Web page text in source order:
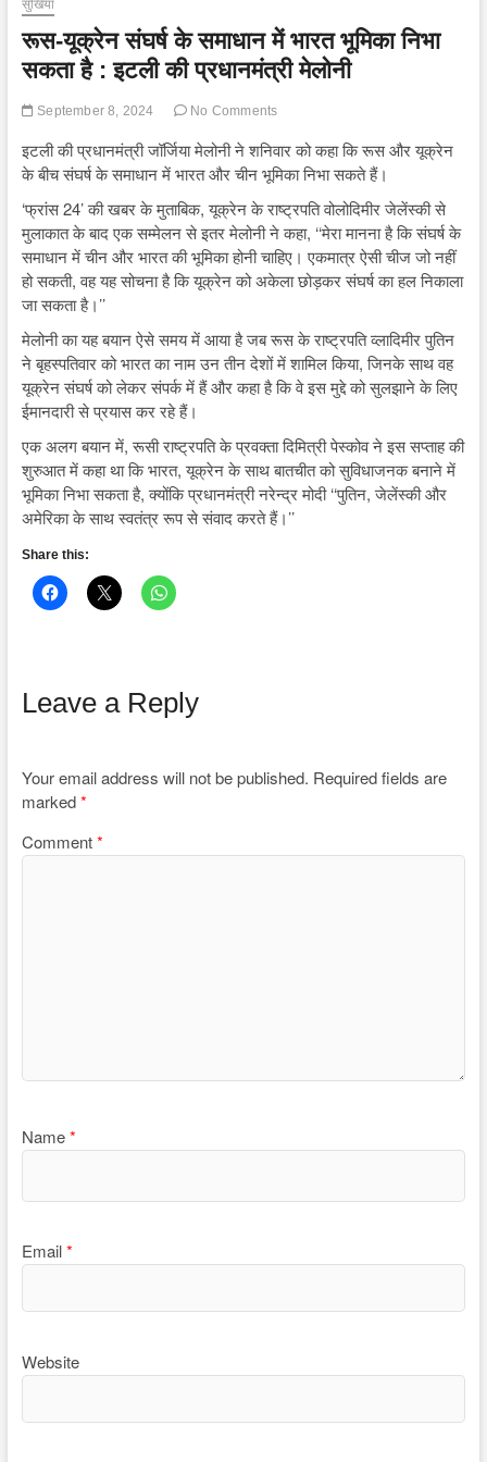
सुर्खियां
रूस-यूक्रेन संघर्ष के समाधान में भारत भूमिका निभा
सकता है : इटली की प्रधानमंत्री मेलोनी
September 8, 2024 No Comments
इटली की प्रधानमंत्री जॉर्जिया मेलोनी ने शनिवार को कहा कि रूस और यूक्रेन
के बीच संघर्ष के समाधान में भारत और चीन भूमिका निभा सकते हैं।
‘फ्रांस 24’ की खबर के मुताबिक, यूक्रेन के राष्ट्रपति वोलोदिमीर जेलेंस्की से
मुलाकात के बाद एक सम्मेलन से इतर मेलोनी ने कहा, ‘‘मेरा मानना ​​है कि संघर्ष के
समाधान में चीन और भारत की भूमिका होनी चाहिए। एकमात्र ऐसी चीज जो नहीं
हो सकती, वह यह सोचना है कि यूक्रेन को अकेला छोड़कर संघर्ष का हल निकाला
जा सकता है।’’
मेलोनी का यह बयान ऐसे समय में आया है जब रूस के राष्ट्रपति व्लादिमीर पुतिन
ने बृहस्पतिवार को भारत का नाम उन तीन देशों में शामिल किया, जिनके साथ वह
यूक्रेन संघर्ष को लेकर संपर्क में हैं और कहा है कि वे इस मुद्दे को सुलझाने के लिए
ईमानदारी से प्रयास कर रहे हैं।
एक अलग बयान में, रूसी राष्ट्रपति के प्रवक्ता दिमित्री पेस्कोव ने इस सप्ताह की
शुरुआत में कहा था कि भारत, यूक्रेन के साथ बातचीत को सुविधाजनक बनाने में
भूमिका निभा सकता है, क्योंकि प्रधानमंत्री नरेन्द्र मोदी ‘‘पुतिन, जेलेंस्की और
अमेरिका के साथ स्वतंत्र रूप से संवाद करते हैं।’’
Share this:
Leave a Reply
Your email address will not be published. Required fields are
marked*
Comment*
Name*
Email*
Website